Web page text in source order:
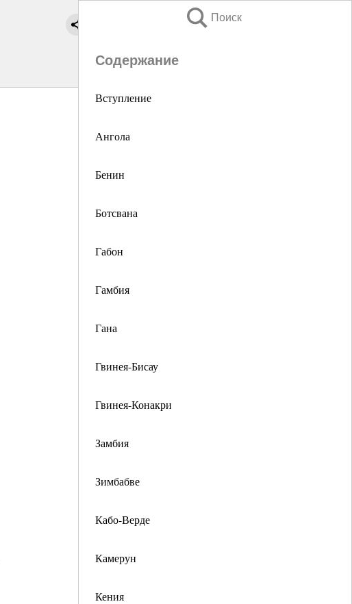
Поиск
Содержание
Вступление
Ангола
Бенин
Ботсвана
Габон
Гамбия
Гана
Гвинея-Бисау
Гвинея-Конакри
Замбия
Зимбабве
Кабо-Верде
Камерун
Кения